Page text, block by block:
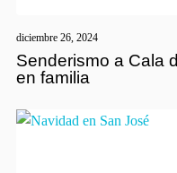
diciembre 26, 2024
Senderismo a Cala
en familia